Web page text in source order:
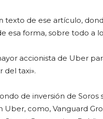
de ese artículo,
esa forma, sobre todo a
accionista de Uber
del taxi».
de inversión de
como, Vanguard